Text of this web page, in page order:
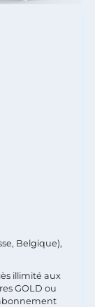
Belgique),
illimité aux
GOLD ou